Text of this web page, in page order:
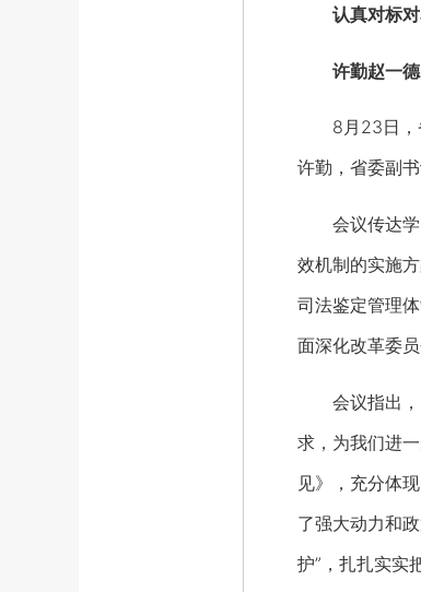
认真对标对
许勤赵一德
8月23日，省
许勤，省委副
会议传达学
效机制的实施
司法鉴定管理
面深化改革委
会议指出，
求，为我们进
见》，充分体
了强大动力和
护”，扎扎实实